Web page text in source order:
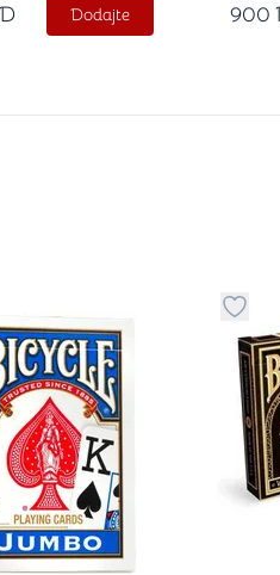
Dodajte 900
dodavanje stvari u kategoriju